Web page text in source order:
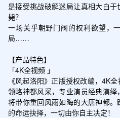
是接受挑战破解迷局让真相大白
毙？
一场关乎朝野门阀的权利欲望，
局……
【产品特色】
「4K全视频 」
《风起洛阳》正版授权改编，4K
领略神都风采，专业演员经典演绎
将带你重回风雨如晦的大唐神都
的命运抉择，一切由你自主决定！